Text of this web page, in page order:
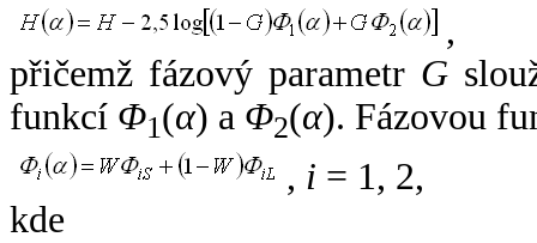
,
přičemž fázový parametr G
funkcí Φ1(α) a Φ2(α). Fázovou
, i = 1, 2,
kde